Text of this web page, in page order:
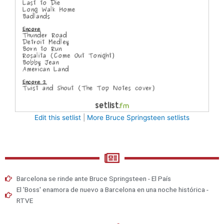
Edit this setlist More Bruce Springsteen setlists
Barcelona se rinde ante Bruce Springsteen - El País
El 'Boss' enamora de nuevo a Barcelona en una noche histórica -
RTVE